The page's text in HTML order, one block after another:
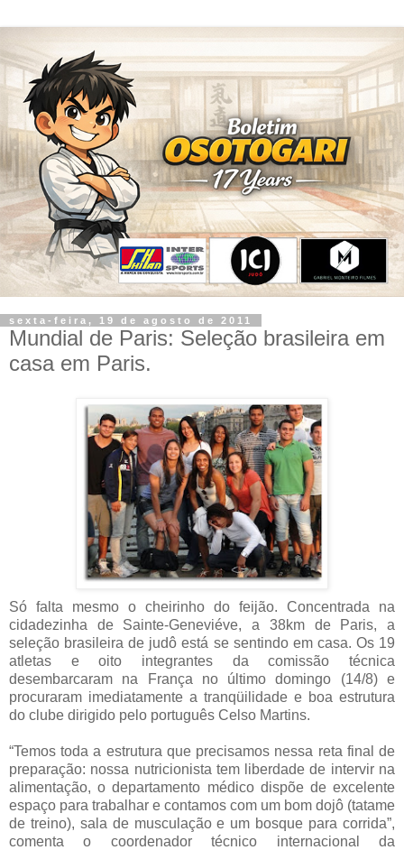
sexta-feira, 19 de agosto de 2011
Mundial de Paris: Seleção brasileira em
casa em Paris.
Só falta mesmo o cheirinho do feijão. Concentrada na
cidadezinha de Sainte-Geneviéve, a 38km de Paris, a
seleção brasileira de judô está se sentindo em casa. Os 19
atletas e oito integrantes da comissão técnica
desembarcaram na França no último domingo (14/8) e
procuraram imediatamente a tranqüilidade e boa estrutura
do clube dirigido pelo português Celso Martins.
“Temos toda a estrutura que precisamos nessa reta final de
preparação: nossa nutricionista tem liberdade de intervir na
alimentação, o departamento médico dispõe de excelente
espaço para trabalhar e contamos com um bom dojô (tatame
de treino), sala de musculação e um bosque para corrida”,
comenta o coordenador técnico internacional da